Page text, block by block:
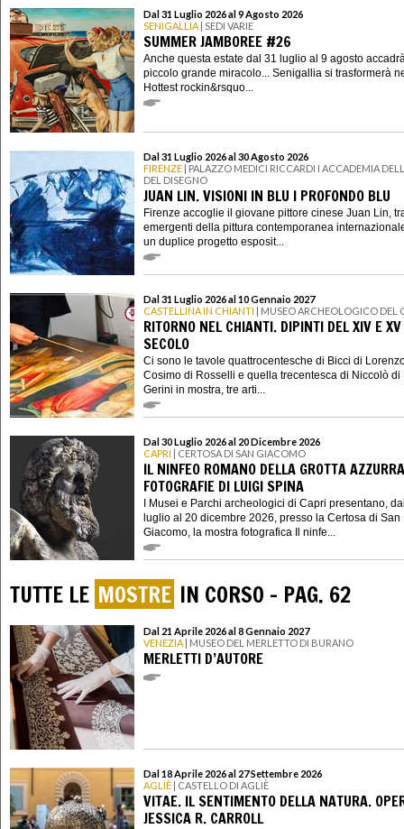
Dal 31 Luglio 2026 al 9 Agosto 2026
SENIGALLIA | SEDI VARIE
SUMMER JAMBOREE #26
Anche questa estate dal 31 luglio al 9 agosto
piccolo grande miracolo... Senigallia si trasformerà
Hottest rockin&rsquo...
Dal 31 Luglio 2026 al 30 Agosto 2026
FIRENZE | PALAZZO MEDICI RICCARDI I ACCADEMIA
DEL DISEGNO
JUAN LIN. VISIONI IN BLU I PROFONDO BLU
Firenze accoglie il giovane pittore cinese Juan Lin,
emergenti della pittura contemporanea
un duplice progetto esposit...
Dal 31 Luglio 2026 al 10 Gennaio 2027
CASTELLINA IN CHIANTI | MUSEO ARCHEOLOGICO DEL
RITORNO NEL CHIANTI. DIPINTI DEL XIV E XV
SECOLO
Ci sono le tavole quattrocentesche di Bicci di
Cosimo di Rosselli e quella trecentesca di Niccolò di
Gerini in mostra, tre arti...
Dal 30 Luglio 2026 al 20 Dicembre 2026
CAPRI | CERTOSA DI SAN GIACOMO
IL NINFEO ROMANO DELLA GROTTA
FOTOGRAFIE DI LUIGI SPINA
I Musei e Parchi archeologici di Capri presentano,
luglio al 20 dicembre 2026, presso la Certosa di San
Giacomo, la mostra fotografica Il ninfe...
TUTTE LE MOSTRE IN CORSO - PAG. 62
Dal 21 Aprile 2026 al 8 Gennaio 2027
VENEZIA | MUSEO DEL MERLETTO DI BURANO
MERLETTI D’AUTORE
Dal 18 Aprile 2026 al 27 Settembre 2026
AGLIÈ | CASTELLO DI AGLIÈ
VITAE. IL SENTIMENTO DELLA NATURA.
JESSICA R. CARROLL